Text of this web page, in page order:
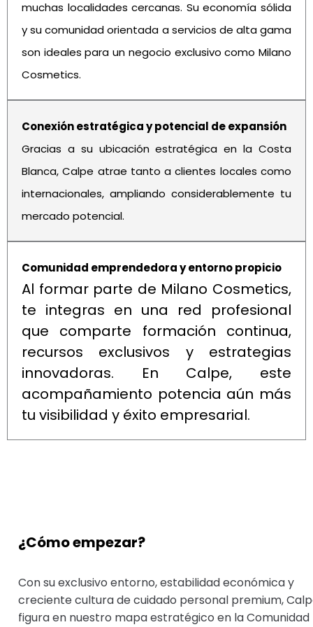
muchas localidades cercanas. Su economía sólida
y su comunidad orientada a servicios de alta gama
son ideales para un negocio exclusivo como Milano
Cosmetics.
Conexión estratégica y potencial de expansión
Gracias a su ubicación estratégica en la Costa
Blanca, Calpe atrae tanto a clientes locales como
internacionales, ampliando considerablemente tu
mercado potencial.
Comunidad emprendedora y entorno propicio
Al formar parte de Milano Cosmetics,
te integras en una red profesional
que comparte formación continua,
recursos exclusivos y estrategias
innovadoras. En Calpe, este
acompañamiento potencia aún más
tu visibilidad y éxito empresarial.
¿Cómo empezar?
Con su exclusivo entorno, estabilidad económica y
creciente cultura de cuidado personal premium,
figura en nuestro mapa estratégico en la Comunidad